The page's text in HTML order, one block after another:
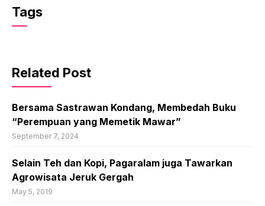
Tags
Related Post
Bersama Sastrawan Kondang, Membedah Buku
“Perempuan yang Memetik Mawar”
September 7, 2024
Selain Teh dan Kopi, Pagaralam juga Tawarkan
Agrowisata Jeruk Gergah
May 5, 2019